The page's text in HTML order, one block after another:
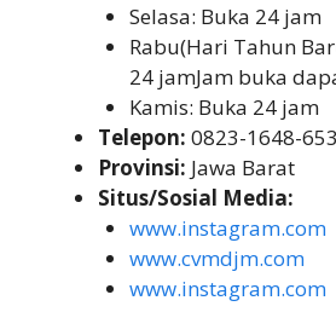
Selasa: Buka 24 jam
Rabu(Hari Tahun
24 jamJam buka
Kamis: Buka 24 jam
Telepon: 0823-1648-
Provinsi: Jawa Barat
Situs/Sosial Media:
www.instagram.com
www.cvmdjm.com
www.instagram.com